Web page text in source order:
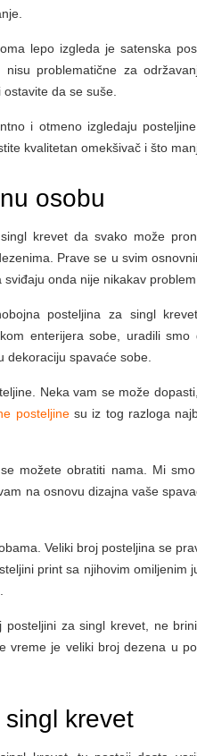
lepo izgleda je satenska
problematične za
da se suše.
i otmeno izgledaju
kvalitetan omekšivač i što
osobu
krevet da svako može
Prave se u svim
onda nije nikakav
posteljina za singl
enterijera sobe, uradili
dekoraciju spavaće sobe.
Neka vam se može
posteljinesu iz tog razloga
možete obratiti nama. Mi
na osnovu dizajna vaše
Veliki broj posteljina se
print sa njihovim omiljenim
za singl krevet, ne
vreme je veliki broj dezena u
krevet